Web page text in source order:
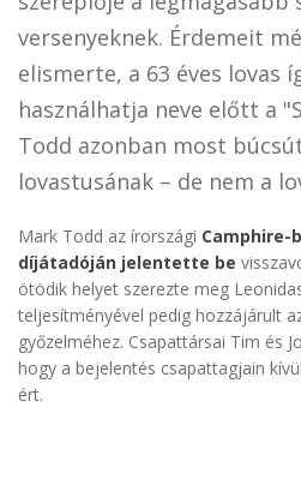
versenyeknek. Érdemeit
elismerte, a 63 éves lovas
használhatja neve előtt a
Todd azonban most
lovastusának – de nem a
Mark Todd az írországi Camphire-
díjátadóján jelentette be
ötödik helyet szerezte meg
teljesítményével pedig hozzájárult
győzelméhez. Csapattársai Tim és
hogy a bejelentés csapattagjain
ért.